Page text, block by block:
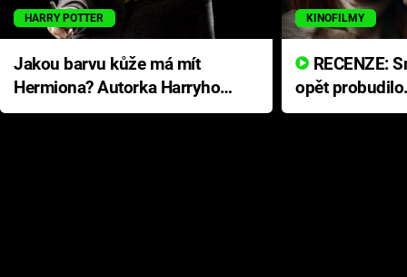
HARRY POTTER
Jakou barvu kůže má mít
Hermiona? Autorka Harryho
Pottera přišla s ráznou
KINOFILMY
opět
přichází s